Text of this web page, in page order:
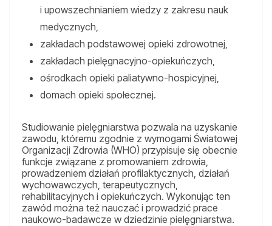
i upowszechnianiem wiedzy z zakresu nauk
medycznych,
zakładach podstawowej opieki zdrowotnej,
zakładach pielęgnacyjno-opiekuńczych,
ośrodkach opieki paliatywno-hospicyjnej,
domach opieki społecznej.
Studiowanie pielęgniarstwa pozwala na uzyskanie
zawodu, któremu zgodnie z wymogami Światowej
Organizacji Zdrowia (WHO) przypisuje się obecnie
funkcje związane z promowaniem zdrowia,
prowadzeniem działań profilaktycznych, działań
wychowawczych, terapeutycznych,
rehabilitacyjnych i opiekuńczych. Wykonując ten
zawód można też nauczać i prowadzić prace
naukowo-badawcze w dziedzinie pielęgniarstwa.